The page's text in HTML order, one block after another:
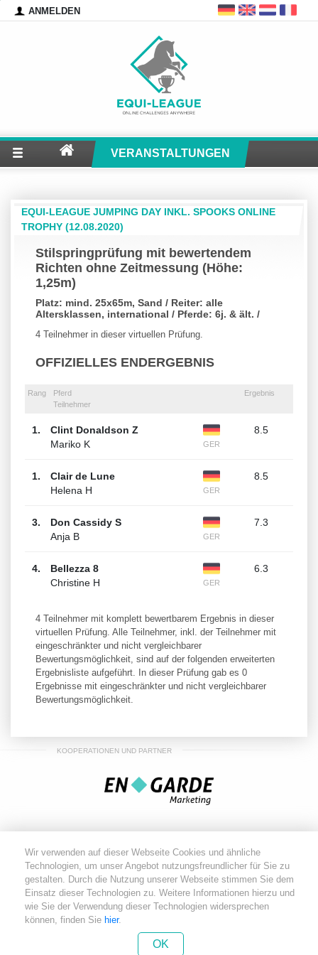
ANMELDEN
VERANSTALTUNGEN
EQUI-LEAGUE JUMPING DAY INKL. SPOOKS ONLINE
TROPHY (12.08.2020)
Stilspringprüfung mit bewertendem
Richten ohne Zeitmessung (Höhe:
1,25m)
Platz: mind. 25x65m, Sand / Reiter: alle
Altersklassen, international / Pferde: 6j. & ält. /
4 Teilnehmer in dieser virtuellen Prüfung.
OFFIZIELLES ENDERGEBNIS
Rang
Pferd
Teilnehmer
Ergebnis
1.
GER
Clint Donaldson Z
Mariko K
8.5
1.
GER
Clair de Lune
Helena H
8.5
3.
GER
Don Cassidy S
Anja B
7.3
4.
GER
Bellezza 8
Christine H
6.3
4 Teilnehmer mit komplett bewertbarem Ergebnis in dieser
virtuellen Prüfung. Alle Teilnehmer, inkl. der Teilnehmer mit
eingeschränkter und nicht vergleichbarer
Bewertungsmöglichkeit, sind auf der folgenden erweiterten
Ergebnisliste aufgeführt. In dieser Prüfung gab es 0
Ergebnisse mit eingeschränkter und nicht vergleichbarer
Bewertungsmöglichkeit.
KOOPERATIONEN UND PARTNER
equi-league.de - Copyright 2026
NUTZUNGSVEREINBARUNG
AGB'S
Wir verwenden auf dieser Webseite Cookies und ähnliche
Technologien, um unser Angebot nutzungsfreundlicher für Sie zu
gestalten. Durch die Nutzung unserer Webseite stimmen Sie dem
Einsatz dieser Technologien zu. Weitere Informationen hierzu und
wie Sie der Verwendung dieser Technologien widersprechen
können, finden Sie hier.
OK